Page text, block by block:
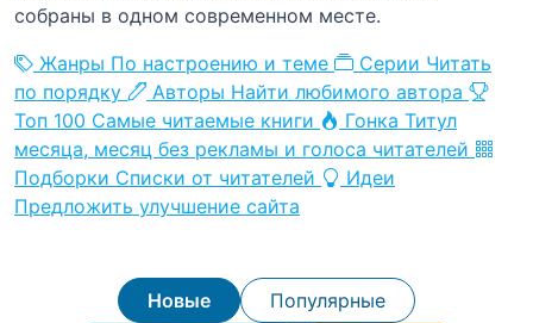
собраны в одном современном месте.
Жанры По настроению и теме Серии Читать
по порядку
Авторы Найти любимого автора
Топ 100 Самые читаемые книги Гонка Титул
месяца, месяц без рекламы и голоса читателей
Подборки Списки от читателей
Идеи
Предложить улучшение сайта
Новые
Популярные